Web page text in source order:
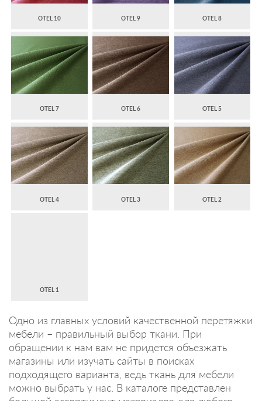
OTEL 10 OTEL 9 OTEL 8
OTEL 7 OTEL 6 OTEL 5
OTEL 4 OTEL 3 OTEL 2
OTEL 1
Одно из главных условий качественной перетяжки
мебели – правильный выбор ткани. При
обращении к нам вам не придется объезжать
магазины или изучать сайты в поисках
подходящего варианта, ведь ткань для мебели
можно выбрать у нас. В каталоге представлен